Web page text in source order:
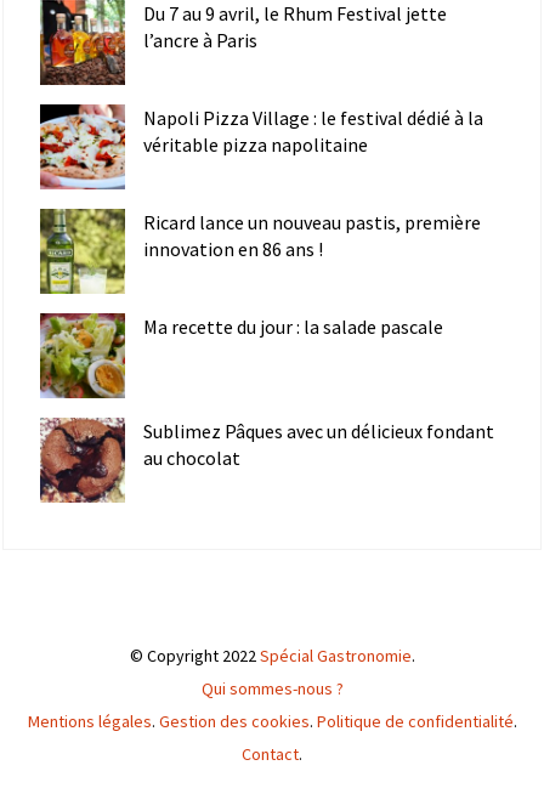
Du 7 au 9 avril, le Rhum Festival jette
l’ancre à Paris
Napoli Pizza Village : le festival dédié à la
véritable pizza napolitaine
Ricard lance un nouveau pastis, première
innovation en 86 ans !
Ma recette du jour : la salade pascale
Sublimez Pâques avec un délicieux fondant
au chocolat
© Copyright 2022Spécial Gastronomie.
Qui sommes-nous ?
Mentions légales. Gestion des cookies. Politique de confidentialité.
Contact.